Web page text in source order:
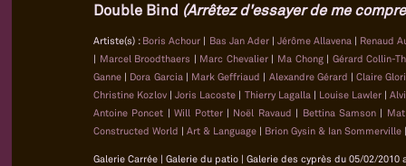
Double Bind (Arrêtez d'essayer de me
Artiste(s) : Boris Achour | Bas Jan Ader | Jérôme Allavena | Renaud
| Marcel Broodthaers | Marc Chevalier | Ma Chong | Gérard Collin-
Ganne | Dora Garcia | Mark Geffriaud | Alexandre Gérard |Claire
Christine Kozlov |Joris Lacoste | Thierry Lagalla | Louise Lawler |
Antoine Poncet |Will Potter | Noël Ravaud | Bettina Samson |
Constructed World | Art & Language | Brion Gysin & Ian Sommerville
Galerie Carrée | Galerie du patio | Galerie des cyprès du 05/02/2010